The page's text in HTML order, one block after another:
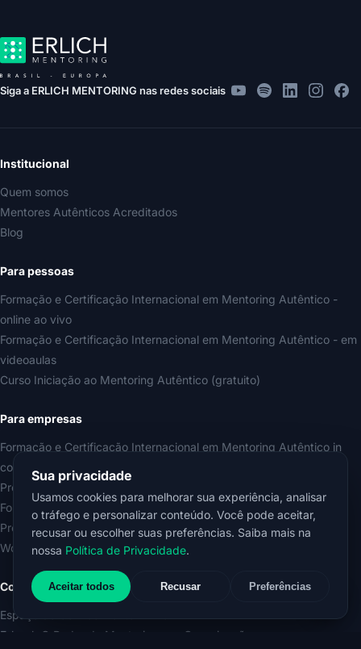
Siga a ERLICH MENTORING nas redes sociais
Institucional
Quem somos
Mentores Autênticos Acreditados
Blog
Para pessoas
Formação e Certificação Internacional em Mentoring Autêntico -
online ao vivo
Formação e Certificação Internacional em Mentoring Autêntico - em
videoaulas
Curso Iniciação ao Mentoring Autêntico (gratuito)
Para empresas
Formação e Certificação Internacional em Mentoring Autêntico in
company
Programa de Mentoring Organizacional
Formação e Certificação Internacional em Liderança Mentora
Programa de Desenvolvimento de Líderes Mentores
Workshop Líder Mentor do Futuro
Conhecimento
Espaço do Conhecimento ERLICH
E-book O Poder do Mentoring nas Organizações
Sua privacidade
Usamos cookies para melhorar sua experiência, analisar
o tráfego e personalizar conteúdo. Você pode aceitar,
recusar ou escolher suas preferências. Saiba mais na
nossa Política de Privacidade.
Aceitar todos Recusar Preferências